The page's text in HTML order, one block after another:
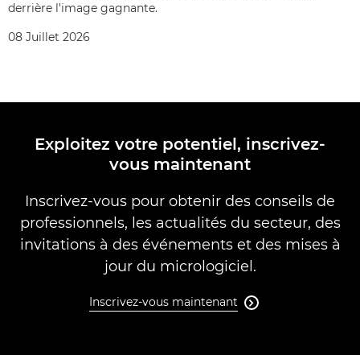
derrière l'image gagnante.
08 Juillet 2026
Exploitez votre potentiel, inscrivez-
vous maintenant
Inscrivez-vous pour obtenir des conseils de
professionnels, les actualités du secteur, des
invitations à des événements et des mises à
jour du micrologiciel.
Inscrivez-vous maintenant 